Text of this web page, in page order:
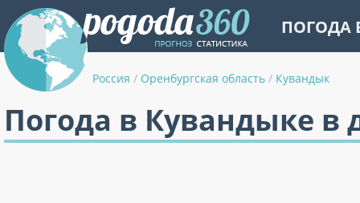
ПОГОДА
Россия / Оренбургская область / Кувандык
Погода в Кувандыке в